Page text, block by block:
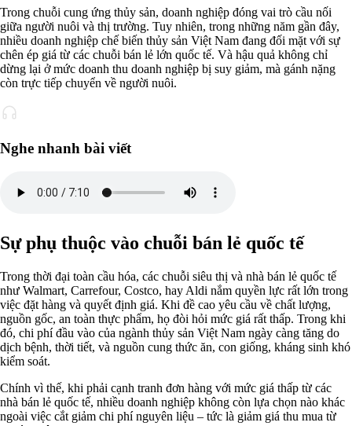
Trong chuỗi cung ứng thủy sản, doanh nghiệp đóng vai trò cầu nối
giữa người nuôi và thị trường. Tuy nhiên, trong những năm gần đây,
nhiều doanh nghiệp chế biến thủy sản Việt Nam đang đối mặt với sự
chên ép giá từ các chuỗi bán lẻ lớn quốc tế. Và hậu quả không chỉ
dừng lại ở mức doanh thu doanh nghiệp bị suy giảm, mà gánh nặng
còn trực tiếp chuyển về người nuôi.
Nghe nhanh bài viết
Sự phụ thuộc vào chuỗi bán lẻ quốc tế
Trong thời đại toàn cầu hóa, các chuỗi siêu thị và nhà bán lẻ quốc tế
như Walmart, Carrefour, Costco, hay Aldi nắm quyền lực rất lớn trong
việc đặt hàng và quyết định giá. Khi đề cao yêu cầu về chất lượng,
nguồn gốc, an toàn thực phẩm, họ đòi hỏi mức giá rất thấp. Trong khi
đó, chi phí đầu vào của ngành thủy sản Việt Nam ngày càng tăng do
dịch bệnh, thời tiết, và nguồn cung thức ăn, con giống, kháng sinh khó
kiểm soát.
Chính vì thế, khi phải cạnh tranh đơn hàng với mức giá thấp từ các
nhà bán lẻ quốc tế, nhiều doanh nghiệp không còn lựa chọn nào khác
ngoài việc cắt giảm chi phí nguyên liệu – tức là giảm giá thu mua từ